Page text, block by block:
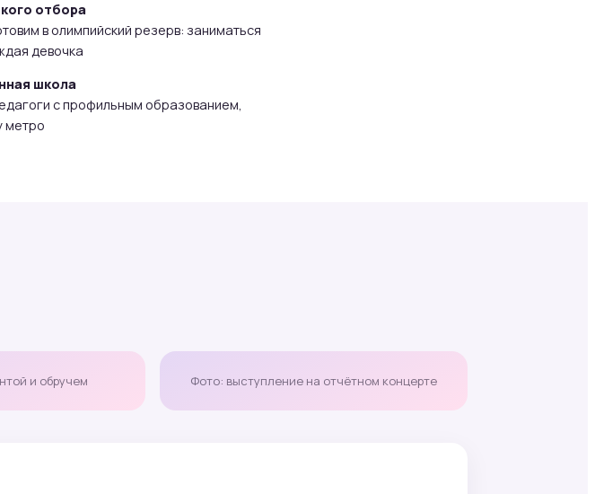
отбора
в олимпийский резерв: заниматься
девочка
школа
с профильным образованием,
метро
и обручем Фото: выступление на отчётном концерте